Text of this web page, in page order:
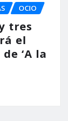
OCIO
tres
el
‘A la